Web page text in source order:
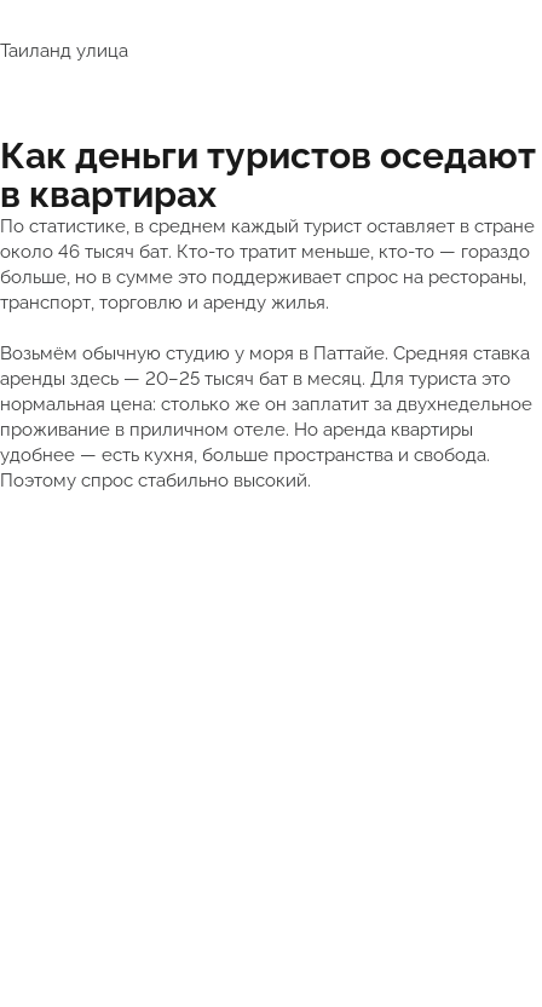
Таиланд улица
Как деньги туристов оседают
в квартирах
По статистике, в среднем каждый турист оставляет в стране
около 46 тысяч бат. Кто-то тратит меньше, кто-то — гораздо
больше, но в сумме это поддерживает спрос на рестораны,
транспорт, торговлю и аренду жилья.
Возьмём обычную студию у моря в Паттайе. Средняя ставка
аренды здесь — 20–25 тысяч бат в месяц. Для туриста это
нормальная цена: столько же он заплатит за двухнедельное
проживание в приличном отеле. Но аренда квартиры
удобнее — есть кухня, больше пространства и свобода.
Поэтому спрос стабильно высокий.